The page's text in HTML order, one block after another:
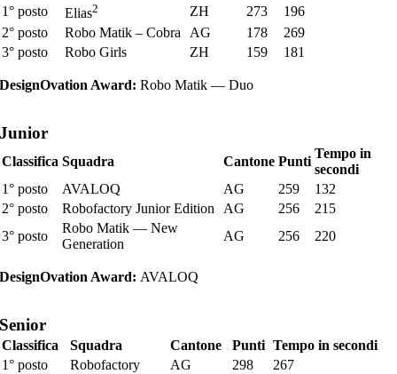
1° posto
Elias2 ZH 273
196
2° posto
Robo Matik – Cobra AG 178
269
3° posto
Robo Girls ZH 159 181
DesignOvation Award:Robo Matik — Duo
Junior
Classifica Squadra Cantone Punti
Tempo in
secondi
1° posto
AVALOQ AG 259
132
2° posto
Robofactory Junior Edition AG 256
215
3° posto
Robo Matik — New
Generation
AG 256 220
DesignOvation Award: AVALOQ
Senior
Classifica Squadra Cantone Punti Tempo in secondi
1° posto
Robofactory AG 298
267